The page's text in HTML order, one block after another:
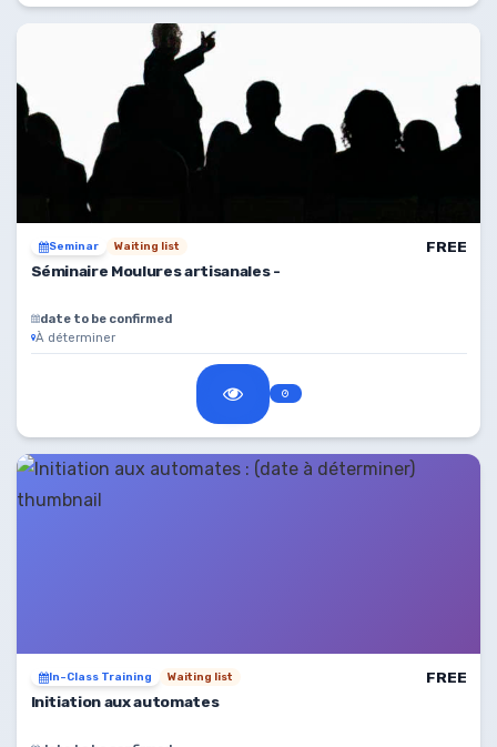
Seminar Waiting list
FREE
Séminaire Moulures artisanales -
date to be confirmed
À déterminer
In-Class Training Waiting list
FREE
Initiation aux automates